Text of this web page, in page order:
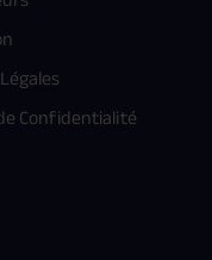
Confidentialité